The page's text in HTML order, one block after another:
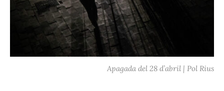
Apagada del 28 d’abril | Pol Rius